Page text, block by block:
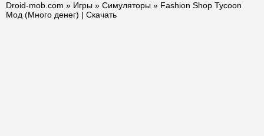
Droid-mob.com » Игры » Симуляторы » Fashion Shop Tycoon
Мод (Много денег) | Скачать